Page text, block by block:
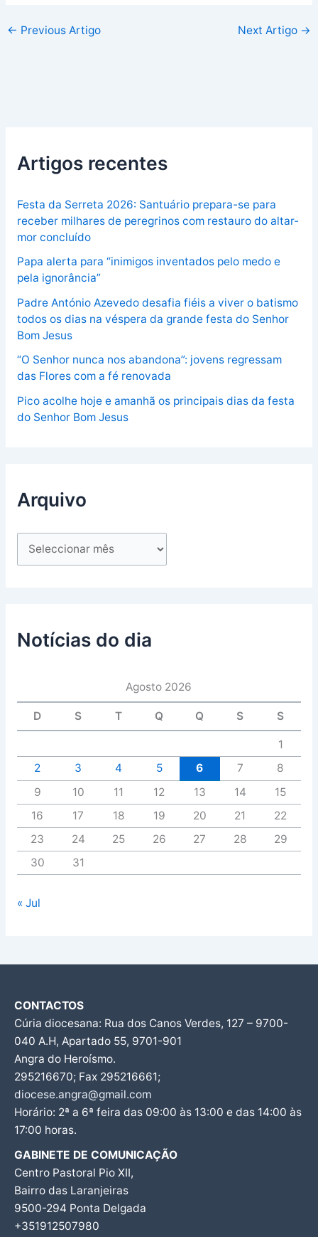
← Previous Artigo Next Artigo →
Artigos recentes
Festa da Serreta 2026: Santuário prepara-se para
receber milhares de peregrinos com restauro do altar-
mor concluído
Papa alerta para “inimigos inventados pelo medo e
pela ignorância”
Padre António Azevedo desafia fiéis a viver o batismo
todos os dias na véspera da grande festa do Senhor
Bom Jesus
“O Senhor nunca nos abandona”: jovens regressam
das Flores com a fé renovada
Pico acolhe hoje e amanhã os principais dias da festa
do Senhor Bom Jesus
Arquivo
Notícias do dia
Agosto 2026
D S T Q Q S S
1
2
3 4 5 6 7
8
9
10 11 12 13 14
15
16
17 18 19 20 21
22
23
24 25 26 27 28
29
30
31
« Jul
CONTACTOS
Cúria diocesana: Rua dos Canos Verdes, 127 – 9700-
040 A.H, Apartado 55, 9701-901
Angra do Heroísmo.
295216670; Fax 295216661;
diocese.angra@gmail.com
Horário: 2ª a 6ª feira das 09:00 às 13:00 e das 14:00 às
17:00 horas.
GABINETE DE COMUNICAÇÃO
Centro Pastoral Pio XII,
Bairro das Laranjeiras
9500-294 Ponta Delgada
+351912507980